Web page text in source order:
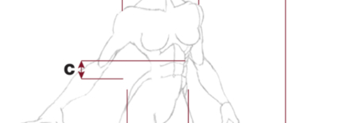
todos
los
artículos